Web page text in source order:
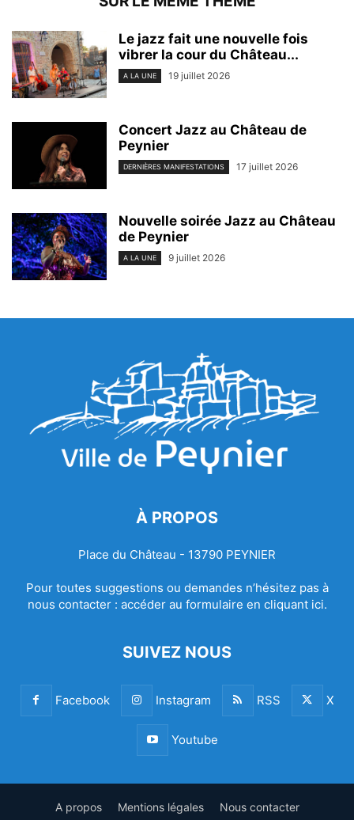
Le jazz fait une nouvelle fois
vibrer la cour du Château...
A LA UNE 19 juillet 2026
Concert Jazz au Château de
Peynier
DERNIÈRES MANIFESTATIONS 17 juillet 2026
Nouvelle soirée Jazz au Château
de Peynier
A LA UNE 9 juillet 2026
À PROPOS
Place du Château - 13790 PEYNIER
Pour toutes suggestions ou demandes n’hésitez pas à
nous contacter : accéder au formulaire en cliquant ici.
SUIVEZ NOUS
Facebook Instagram RSS X
Youtube
A propos Mentions légales Nous contacter